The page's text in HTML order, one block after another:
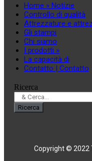
Home » Notizie
Controllo di qualità
Attrezzature e
Gli stampi
Chi siamo
I prodotti »
La capacità di
Contatto | Contatto
Ricerca
Ricerca
Copyright © 2022